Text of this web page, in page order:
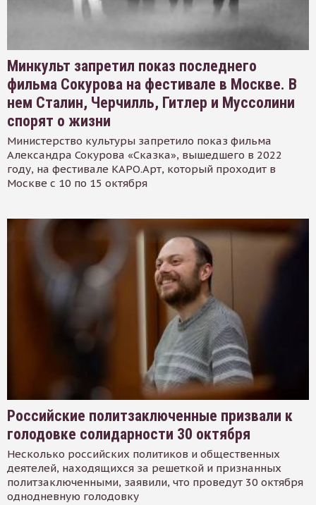
Минкульт запретил показ последнего
фильма Сокурова на фестивале в Москве. В
нем Сталин, Черчилль, Гитлер и Муссолини
спорят о жизни
Министерство культуры запретило показ фильма
Александра Сокурова «Сказка», вышедшего в 2022
году, на фестивале КАРО.Арт, который проходит в
Москве с 10 по 15 октября
Российские политзаключенные призвали к
голодовке солидарности 30 октября
Несколько российских политиков и общественных
деятелей, находящихся за решеткой и признанных
политзаключенными, заявили, что проведут 30 октября
однодневную голодовку